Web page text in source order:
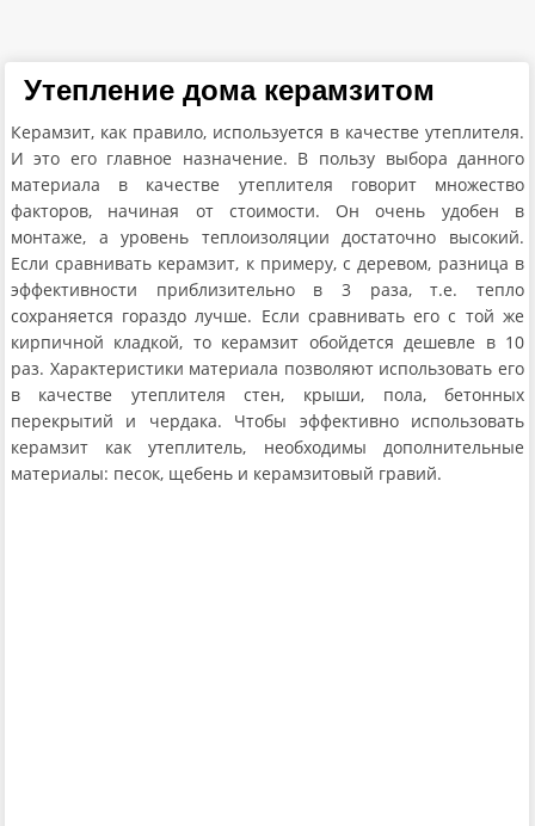
Утепление дома керамзитом
Керамзит, как правило, используется в качестве утеплителя.
И это его главное назначение. В пользу выбора данного
материала в качестве утеплителя говорит множество
факторов, начиная от стоимости. Он очень удобен в
монтаже, а уровень теплоизоляции достаточно высокий.
Если сравнивать керамзит, к примеру, с деревом, разница в
эффективности приблизительно в 3 раза, т.е. тепло
сохраняется гораздо лучше. Если сравнивать его с той же
кирпичной кладкой, то керамзит обойдется дешевле в 10
раз. Характеристики материала позволяют использовать его
в качестве утеплителя стен, крыши, пола, бетонных
перекрытий и чердака. Чтобы эффективно использовать
керамзит как утеплитель, необходимы дополнительные
материалы: песок, щебень и керамзитовый гравий.